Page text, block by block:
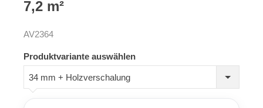
7,2 m²
AV2364
Produktvariante auswählen
34 mm + Holzverschalung